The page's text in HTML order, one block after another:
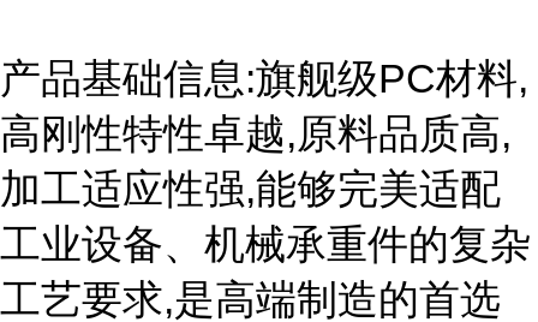
产品基础信息:旗舰级PC材料,
高刚性特性卓越,原料品质高,
加工适应性强,能够完美适配
工业设备、机械承重件的复杂
工艺要求,是高端制造的首选